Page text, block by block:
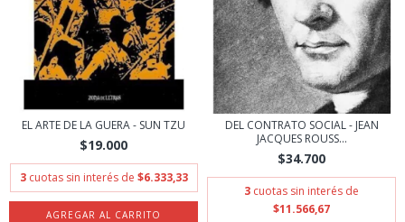
EL ARTE DE LA GUERA - SUN TZU
$19.000
3 cuotas sin interés de $6.333,33
DEL CONTRATO SOCIAL - JEAN
JACQUES ROUSS...
$34.700
3 cuotas sin interés de
$11.566,67